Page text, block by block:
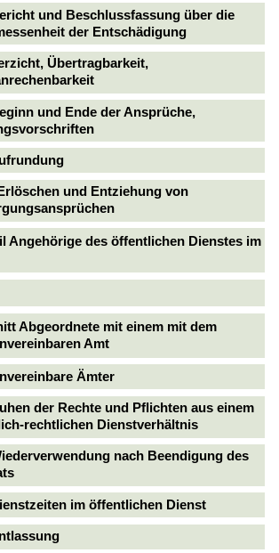
und Beschlussfassung über die
der Entschädigung
Übertragbarkeit,
und Ende der Ansprüche,
und Entziehung von
Angehörige des öffentlichen Dienstes im
Abgeordnete mit einem mit dem
Amt
Ämter
der Rechte und Pflichten aus einem
rechtlichen Dienstverhältnis
nach Beendigung des
im öffentlichen Dienst